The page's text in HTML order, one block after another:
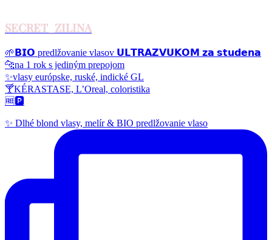
SECRET_ZILINA
🌱𝗕𝗜𝗢 predlžovanie vlasov 𝗨𝗟𝗧𝗥𝗔𝗭𝗩𝗨𝗞𝗢𝗠 𝘇𝗮 𝘀𝘁𝘂𝗱𝗲𝗻𝗮
🐆na 1 rok s jediným prepojom
✨vlasy európske, ruské, indické GL
🍸KÉRASTASE, L’Oreal, coloristika
🆓🅿️
✨ Dlhé blond vlasy, melír & BIO predlžovanie vlaso